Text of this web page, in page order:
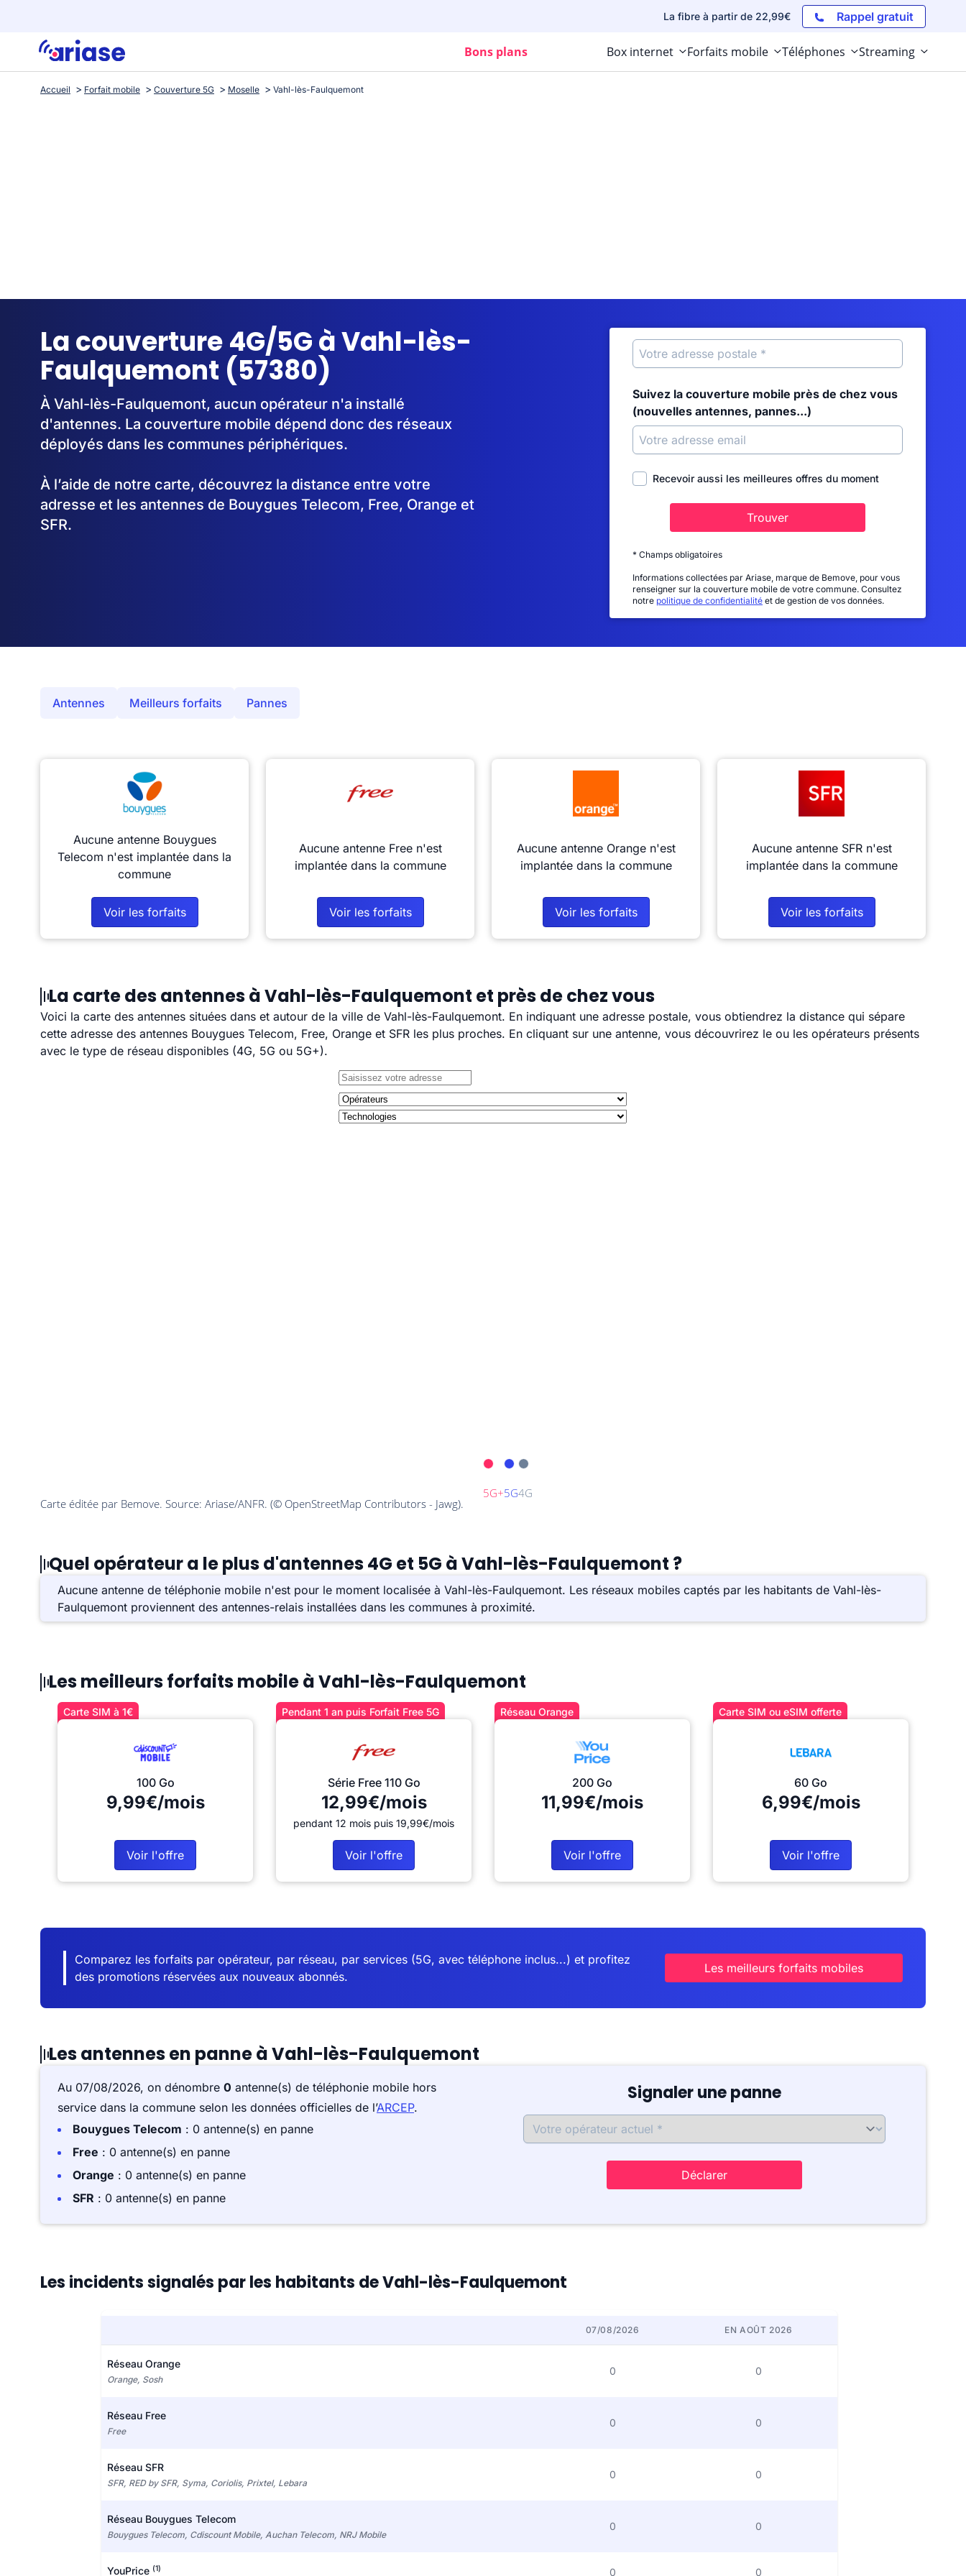
La fibre à partir de 22,99€ Rappel gratuit
Bons plans Box internet Forfaits mobile Téléphones Streaming
Accueil Forfait mobile Couverture 5G Moselle Vahl-lès-Faulquemont
La couverture 4G/5G à Vahl-lès-
Faulquemont (57380)
À Vahl-lès-Faulquemont, aucun opérateur n'a installé
d'antennes. La couverture mobile dépend donc des réseaux
déployés dans les communes périphériques.
À l’aide de notre carte, découvrez la distance entre votre
adresse et les antennes de Bouygues Telecom, Free, Orange et
SFR.
Suivez la couverture mobile près de chez vous
(nouvelles antennes, pannes...)
Recevoir aussi les meilleures offres du moment
Trouver
* Champs obligatoires
Informations collectées par Ariase, marque de Bemove, pour vous
renseigner sur la couverture mobile de votre commune. Consultez
notre politique de confidentialité et de gestion de vos données.
Antennes Meilleurs forfaits Pannes
Aucune antenne Bouygues
Telecom n'est implantée dans la
commune
Voir les forfaits
Aucune antenne Free n'est
implantée dans la commune
Voir les forfaits
Aucune antenne Orange n'est
implantée dans la commune
Voir les forfaits
Aucune antenne SFR n'est
implantée dans la commune
Voir les forfaits
La carte des antennes à Vahl-lès-Faulquemont et près de chez vous
Voici la carte des antennes situées dans et autour de la ville de Vahl-lès-Faulquemont. En indiquant une adresse postale, vous obtiendrez la distance qui sépare
cette adresse des antennes Bouygues Telecom, Free, Orange et SFR les plus proches. En cliquant sur une antenne, vous découvrirez le ou les opérateurs présents
avec le type de réseau disponibles (4G, 5G ou 5G+).
Quel opérateur a le plus d'antennes 4G et 5G à Vahl-lès-Faulquemont ?
Aucune antenne de téléphonie mobile n'est pour le moment localisée à Vahl-lès-Faulquemont. Les réseaux mobiles captés par les habitants de Vahl-lès-
Faulquemont proviennent des antennes-relais installées dans les communes à proximité.
Les meilleurs forfaits mobile à Vahl-lès-Faulquemont
Carte SIM à 1€
100 Go
9,99€/mois
Voir l'offre
Pendant 1 an puis Forfait Free 5G
Série Free 110 Go
12,99€/mois
pendant 12 mois puis 19,99€/mois
Voir l'offre
Réseau Orange
200 Go
11,99€/mois
Voir l'offre
Carte SIM ou eSIM offerte
60 Go
6,99€/mois
Voir l'offre
Comparez les forfaits par opérateur, par réseau, par services (5G, avec téléphone inclus...) et profitez
des promotions réservées aux nouveaux abonnés.
Les meilleurs forfaits mobiles
Les antennes en panne à Vahl-lès-Faulquemont
Au 07/08/2026, on dénombre 0 antenne(s) de téléphonie mobile hors
service dans la commune selon les données officielles de l’ARCEP.
Bouygues Telecom : 0 antenne(s) en panne
Free : 0 antenne(s) en panne
Orange : 0 antenne(s) en panne
SFR : 0 antenne(s) en panne
Signaler une panne
Déclarer
Les incidents signalés par les habitants de Vahl-lès-Faulquemont
07/08/2026 EN AOÛT 2026
Réseau Orange
Orange, Sosh
0 0
Réseau Free
Free
0 0
Réseau SFR
SFR, RED by SFR, Syma, Coriolis, Prixtel, Lebara
0 0
Réseau Bouygues Telecom
Bouygues Telecom, Cdiscount Mobile, Auchan Telecom, NRJ Mobile
0 0
YouPrice (1) 0 0